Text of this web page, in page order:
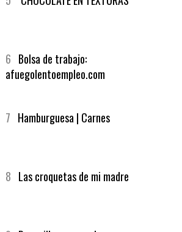
afuegolentoempleo.com